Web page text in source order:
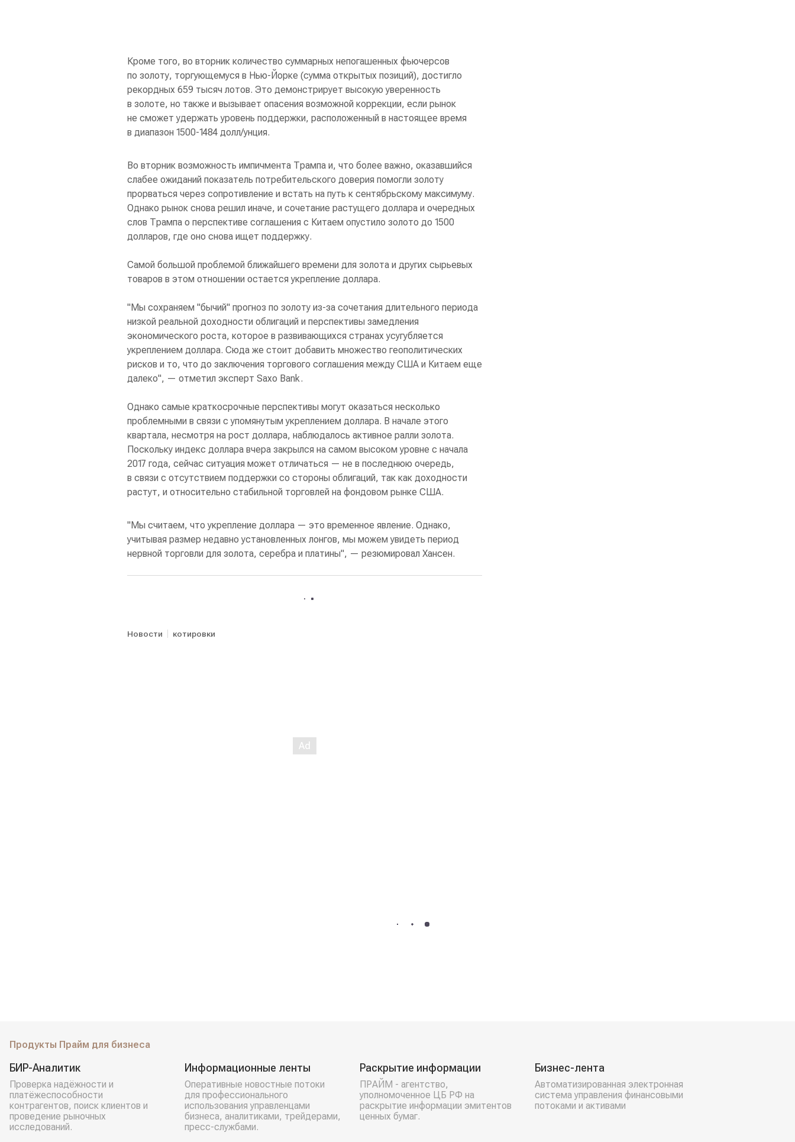
Кроме того, во вторник количество суммарных непогашенных фьючерсов
по золоту, торгующемуся в Нью-Йорке (сумма открытых позиций), достигло
рекордных 659 тысяч лотов. Это демонстрирует высокую уверенность
в золоте, но также и вызывает опасения возможной коррекции, если рынок
не сможет удержать уровень поддержки, расположенный в настоящее время
в диапазон 1500-1484 долл/унция.
Во вторник возможность импичмента Трампа и, что более важно, оказавшийся
слабее ожиданий показатель потребительского доверия помогли золоту
прорваться через сопротивление и встать на путь к сентябрьскому максимуму.
Однако рынок снова решил иначе, и сочетание растущего доллара и очередных
слов Трампа о перспективе соглашения с Китаем опустило золото до 1500
долларов, где оно снова ищет поддержку.
Самой большой проблемой ближайшего времени для золота и других сырьевых
товаров в этом отношении остается укрепление доллара.
"Мы сохраняем "бычий" прогноз по золоту из-за сочетания длительного периода
низкой реальной доходности облигаций и перспективы замедления
экономического роста, которое в развивающихся странах усугубляется
укреплением доллара. Сюда же стоит добавить множество геополитических
рисков и то, что до заключения торгового соглашения между США и Китаем еще
далеко", — отметил эксперт Saxo Bank.
Однако самые краткосрочные перспективы могут оказаться несколько
проблемными в связи с упомянутым укреплением доллара. В начале этого
квартала, несмотря на рост доллара, наблюдалось активное ралли золота.
Поскольку индекс доллара вчера закрылся на самом высоком уровне с начала
2017 года, сейчас ситуация может отличаться — не в последнюю очередь,
в связи с отсутствием поддержки со стороны облигаций, так как доходности
растут, и относительно стабильной торговлей на фондовом рынке США.
"Мы считаем, что укрепление доллара — это временное явление. Однако,
учитывая размер недавно установленных лонгов, мы можем увидеть период
нервной торговли для золота, серебра и платины", — резюмировал Хансен.
Новости котировки
Продукты Прайм для бизнеса
БИР-Аналитик
Проверка надёжности и
платёжеспособности
контрагентов, поиск клиентов и
проведение рыночных
исследований.
Информационные ленты
Оперативные новостные потоки
для профессионального
использования управленцами
бизнеса, аналитиками, трейдерами,
пресс-службами.
Раскрытие информации
ПРАЙМ - агентство,
уполномоченное ЦБ РФ на
раскрытие информации эмитентов
ценных бумаг.
Бизнес-лента
Автоматизированная электронная
система управления финансовыми
потоками и активами